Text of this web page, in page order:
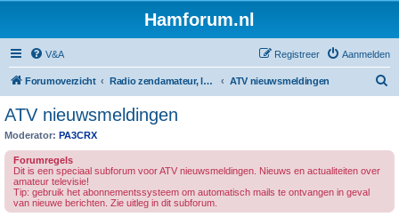
Hamforum.nl
V&A Aanmelden
Registreer
Forumoverzicht Radio zendamateur, luisteramateur en elektronica zelfbouw ATV nieuwsmeldingen
ATV nieuwsmeldingen
Moderator: PA3CRX
Forumregels
Dit is een speciaal subforum voor ATV nieuwsmeldingen. Nieuws en actualiteiten over
amateur televisie!
Tip: gebruik het abonnementssysteem om automatisch mails te ontvangen in geval
van nieuwe berichten. Zie uitleg in dit subforum.